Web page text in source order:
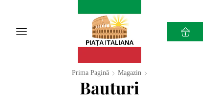
Prima Pagină Magazin
Bauturi